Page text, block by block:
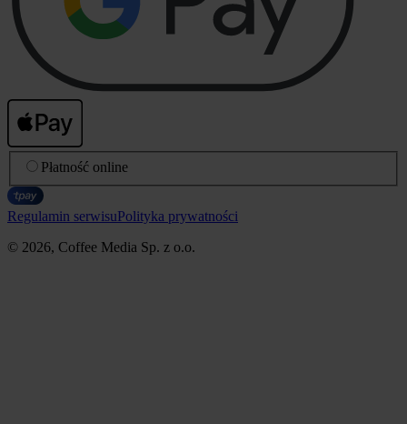
Płatność online
Regulamin serwisuPolityka prywatności
© 2026, Coffee Media Sp. z o.o.